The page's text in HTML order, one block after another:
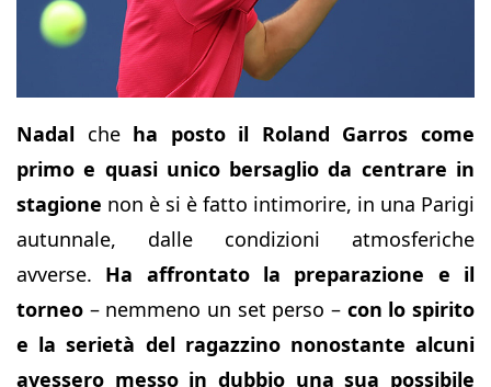
Nadal che ha posto il Roland Garros come
primo e quasi unico bersaglio da centrare in
stagione non è si è fatto intimorire, in una Parigi
autunnale, dalle condizioni atmosferiche
avverse. Ha affrontato la preparazione e il
torneo – nemmeno un set perso – con lo spirito
e la serietà del ragazzino nonostante alcuni
avessero messo in dubbio una sua possibile